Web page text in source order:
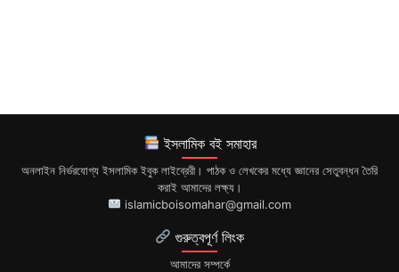
ইসলামিক বই সমাহার
অনলাইন নির্ভরযোগ্য ইসলামিক ইবুক লাইব্রেরী। পাঠক ও লেখকের মধ্যে জ্ঞানের সেতুবন্ধন তৈরি
করাই আমাদের লক্ষ্য।
islamicboisomahar@gmail.com
গুরুত্বপূর্ণ লিংক
আমাদের সম্পর্কে